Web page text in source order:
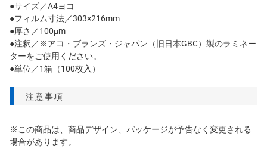
●サイズ／A4ヨコ
●フィルム寸法／303×216mm
●厚さ／100μm
●注釈／※アコ・ブランズ・ジャパン（旧日本GBC）製のラミネー
ターをご使用ください。
●単位／1箱（100枚入）
注意事項
※この商品は、商品デザイン、パッケージが予告なく変更される
場合があります。